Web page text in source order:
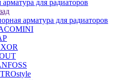
арматура для радиаторов
арматура для радиаторов